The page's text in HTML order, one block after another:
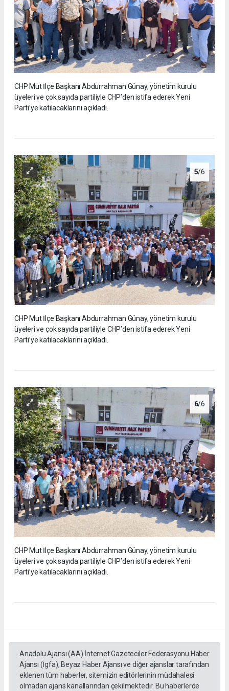
CHP Mut İlçe Başkanı Abdurrahman Günay, yönetim kurulu
üyeleri ve çok sayıda partiliyle CHP’den istifa ederek Yeni
Parti’ye katılacaklarını açıkladı.
5/6
CHP Mut İlçe Başkanı Abdurrahman Günay, yönetim kurulu
üyeleri ve çok sayıda partiliyle CHP’den istifa ederek Yeni
Parti’ye katılacaklarını açıkladı.
6/6
CHP Mut İlçe Başkanı Abdurrahman Günay, yönetim kurulu
üyeleri ve çok sayıda partiliyle CHP’den istifa ederek Yeni
Parti’ye katılacaklarını açıkladı.
Anadolu Ajansı (AA) İnternet Gazeteciler Federasyonu Haber
Ajansı (İgfa), Beyaz Haber Ajansı ve diğer ajanslar tarafından
eklenen tüm haberler, sitemizin editörlerinin müdahalesi
olmadan ajans kanallarından çekilmektedir. Bu haberlerde